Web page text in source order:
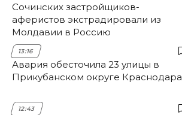
Сочинских застройщиков-
аферистов экстрадировали из
Молдавии в Россию
13:16
Авария обесточила 23 улицы в
Прикубанском округе Краснодара
12:43